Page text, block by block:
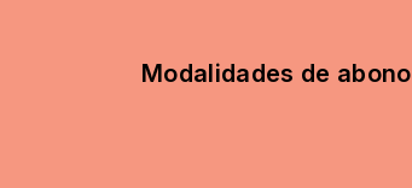
Modalidades de abono